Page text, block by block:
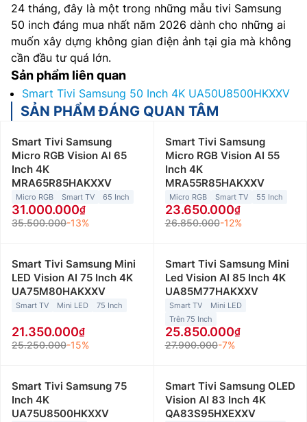
24 tháng, đây là một trong những mẫu tivi Samsung
50 inch đáng mua nhất năm 2026 dành cho những ai
muốn xây dựng không gian điện ảnh tại gia mà không
cần đầu tư quá lớn.
Sản phẩm liên quan
Smart Tivi Samsung 50 Inch 4K UA50U8500HKXXV
SẢN PHẨM ĐÁNG QUAN TÂM
Smart Tivi Samsung
Micro RGB Vision AI 65
Inch 4K
MRA65R85HAKXXV
Micro RGB Smart TV 65 Inch
31.000.000
35.500.000-13%
Smart Tivi Samsung
Micro RGB Vision AI 55
Inch 4K
MRA55R85HAKXXV
Micro RGB Smart TV 55 Inch
23.650.000
26.850.000-12%
Smart Tivi Samsung Mini
LED Vision AI 75 Inch 4K
UA75M80HAKXXV
Smart TV Mini LED 75 Inch
21.350.000
25.250.000-15%
Smart Tivi Samsung Mini
Led Vision AI 85 Inch 4K
UA85M77HAKXXV
Smart TV
Mini LED
Trên 75 Inch
25.850.000
27.900.000-7%
Smart Tivi Samsung 75
Inch 4K
UA75U8500HKXXV
Smart Tivi Samsung OLED
Vision AI 83 Inch 4K
QA83S95HXEXXV